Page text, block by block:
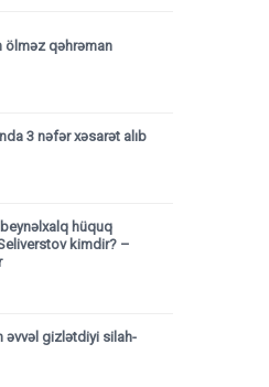
ölməz qəhrəman
3 nəfər xəsarət alıb
hüquq
kimdir? –
əvvəl gizlətdiyi silah-